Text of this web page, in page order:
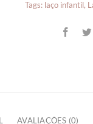
Tags: laço infantil,
AVALIAÇÕES (0)